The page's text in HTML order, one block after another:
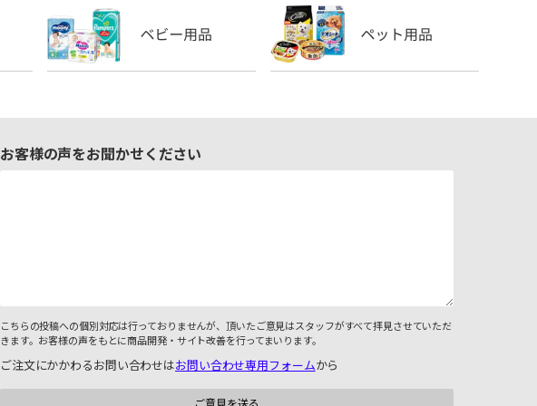
お客様の声をお聞かせください
こちらの投稿への個別対応は行っておりませんが、頂いたご意見はスタッフがすべて拝見させていただ
きます。お客様の声をもとに商品開発・サイト改善を行ってまいります。
ご注文にかかわるお問い合わせはお問い合わせ専用フォームから